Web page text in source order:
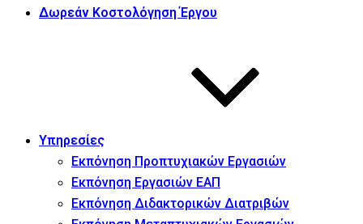
Δωρεάν Κοστολόγηση Έργου
Υπηρεσίες
Εκπόνηση Προπτυχιακών Εργασιών
Εκπόνηση Εργασιών ΕΑΠ
Εκπόνηση Διδακτορικών Διατριβών